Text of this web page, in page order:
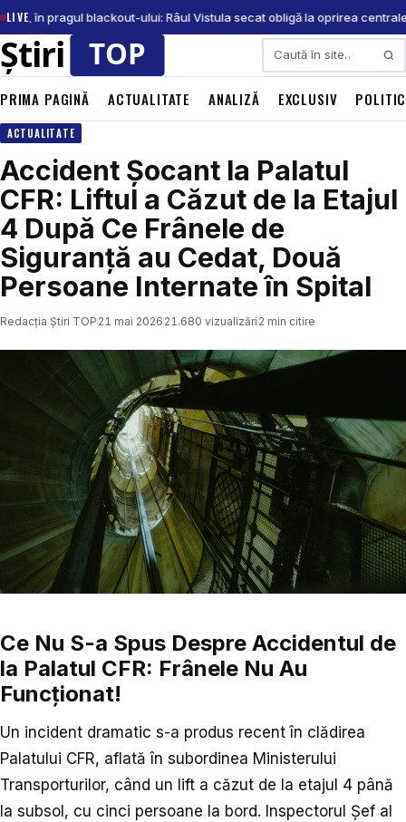
LIVE în pragul blackout-ului: Râul Vistula secat obligă la oprirea
Caută
PRIMA PAGINĂ ACTUALITATE ANALIZĂ EXCLUSIV
ACTUALITATE
Accident Șocant la Palatul
CFR: Liftul a Căzut de la Etajul
4 După Ce Frânele de
Siguranță au Cedat, Două
Persoane Internate în Spital
Redacția Știri TOP 21 mai 2026 21.680 vizualizări 2 min citire
Ce Nu S-a Spus Despre Accidentul de
la Palatul CFR: Frânele Nu Au
Funcționat!
Un incident dramatic s-a produs recent în clădirea
Palatului CFR, aflată în subordinea Ministerului
Transporturilor, când un lift a căzut de la etajul 4 până
la subsol, cu cinci persoane la bord. Inspectorul Șef al